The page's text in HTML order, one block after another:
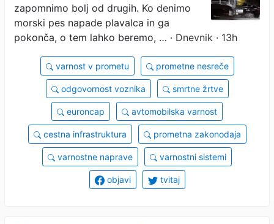
zapomnimo bolj od drugih. Ko denimo
morski pes napade plavalca in ga
pokonča, o tem lahko beremo, … · Dnevnik · 13h
varnost v prometu prometne nesreče
odgovornost voznika smrtne žrtve
euroncap avtomobilska varnost
cestna infrastruktura prometna zakonodaja
varnostne naprave varnostni sistemi
objavi tvitaj